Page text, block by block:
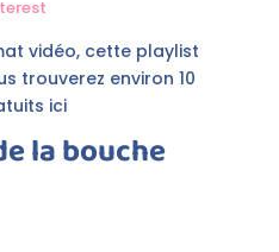
vidéo, cette playlist
trouverez environ 10
ici
la bouche